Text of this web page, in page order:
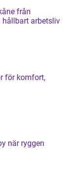
från
arbetsliv
för komfort,